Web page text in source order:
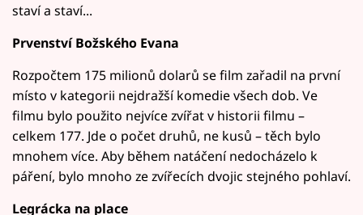
staví a staví...
Prvenství Božského Evana
Rozpočtem 175 milionů dolarů se film zařadil na první
místo v kategorii nejdražší komedie všech dob. Ve
filmu bylo použito nejvíce zvířat v historii filmu –
celkem 177. Jde o počet druhů, ne kusů – těch bylo
mnohem více. Aby během natáčení nedocházelo k
páření, bylo mnoho ze zvířecích dvojic stejného pohlaví.
Legrácka na place